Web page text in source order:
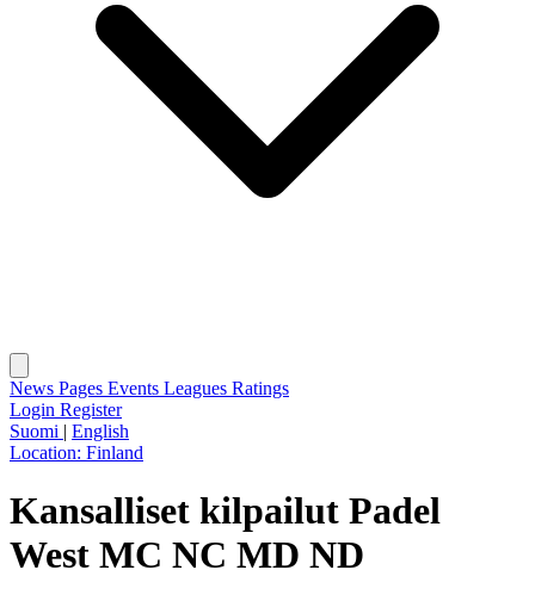
News Pages Events Leagues Ratings
Login Register
Suomi | English
Location: Finland
Kansalliset kilpailut Padel
West MC NC MD ND